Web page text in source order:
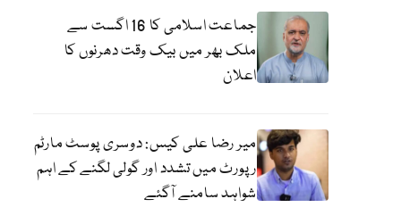
جماعت اسلامی کا 16 اگست سے
ملک بھر میں بیک وقت دھرنوں کا
اعلان
میر رضا علی کیس: دوسری پوسٹ مارٹم
رپورٹ میں تشدد اور گولی لگنے کے اہم
شواہد سامنے آگئے